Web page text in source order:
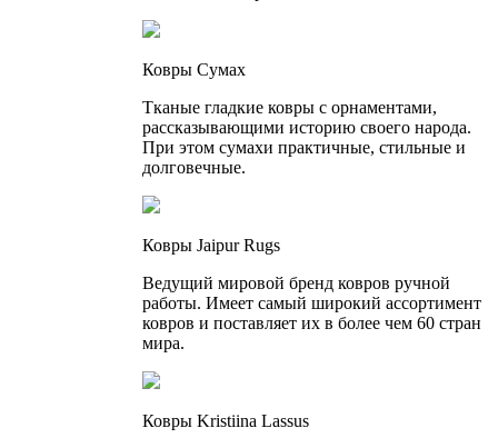
Ковры Сумах
Тканые гладкие ковры с орнаментами,
рассказывающими историю своего народа.
При этом сумахи практичные, стильные и
долговечные.
Ковры Jaipur Rugs
Ведущий мировой бренд ковров ручной
работы. Имеет самый широкий ассортимент
ковров и поставляет их в более чем 60 стран
мира.
Ковры Kristiina Lassus